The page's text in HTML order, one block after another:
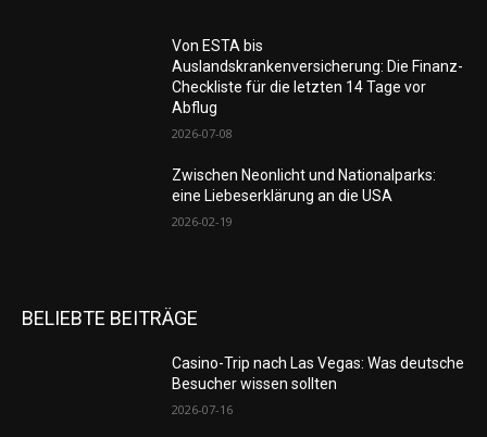
Von ESTA bis
Auslandskrankenversicherung: Die Finanz-
Checkliste für die letzten 14 Tage vor
Abflug
2026-07-08
Zwischen Neonlicht und Nationalparks:
eine Liebeserklärung an die USA
2026-02-19
BELIEBTE BEITRÄGE
Casino-Trip nach Las Vegas: Was deutsche
Besucher wissen sollten
2026-07-16